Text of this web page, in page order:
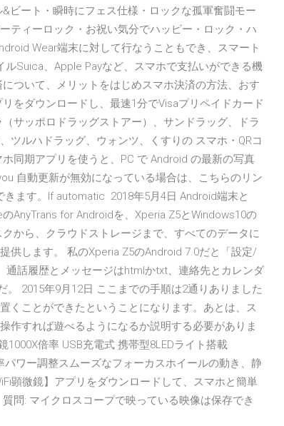
ビート・瞬時にフェス仕様・ロックな孤軍奮闘モー
ティーロック・お祝い気分でハッピー・ロック・ハ
Wear端末に対して行なうこともでき、スマート
Suica、Apple Payなど、スマホで支払いができる機
ついて、メリットをはじめスマホ決済の方法、おす
をダウンロードし、最速1分でVisaプリペイドカード
サッポロドラッグストアー）、サンドラッグ、ドラ
ツルハドラッグ、ウォンツ、くすりの スマホ・QRコ
同期アプリを使うと、PC で Android の最新の写真
自動更新が無効になっている場合は、こちらのリン
きます。If automatic 2018年5月4日 Android端末と
AnyTrans for Androidを、Xperia Z5とWindows10の
から、クラウドストレージまで、すべてのデータに
供します。 私のXperia Z5のAndroid 7.0だと「設定/
話履歴とメッセージはhtmlかtxt、連絡先とカレンダ
2015年9月12日 ここまでの手順は2通りありました
くことができたということになります。あとは、ス
作すれば遊べるようになるか説明する必要がありま
倍率 USB充電式 携帯型8LEDライト搭載
ワー調整スムーズなフォーカスホイールの動き、静
顕微鏡】アプリをダウンロードして、スマホと簡単
問: マイクロスコープで映っている映像は保存でき